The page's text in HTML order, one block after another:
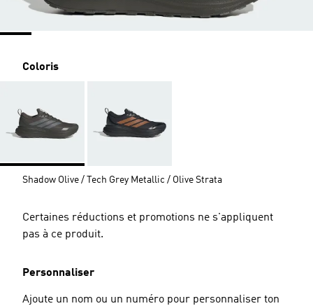
Coloris
Shadow Olive / Tech Grey Metallic / Olive Strata
Certaines réductions et promotions ne s'appliquent
pas à ce produit.
Personnaliser
Ajoute un nom ou un numéro pour personnaliser ton